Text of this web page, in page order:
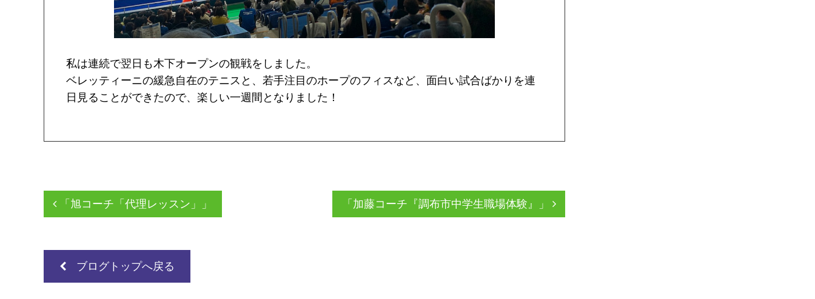
私は連続で翌日も木下オープンの観戦をしました。
ベレッティーニの緩急自在のテニスと、若手注目のホープのフィスなど、面白い試合ばかりを連
日見ることができたので、楽しい一週間となりました！
「加藤コーチ『調布市中学生職場体験』」
「旭コーチ「代理レッスン」」
ブログトップへ戻る